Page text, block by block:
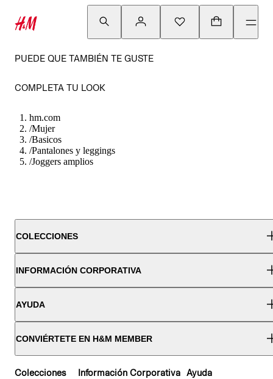
PUEDE QUE TAMBIÉN TE GUSTE
COMPLETA TU LOOK
hm.com
/Mujer
/Basicos
/Pantalones y leggings
/Joggers amplios
COLECCIONES
INFORMACIÓN CORPORATIVA
AYUDA
CONVIÉRTETE EN H&M MEMBER
Colecciones Información Corporativa Ayuda